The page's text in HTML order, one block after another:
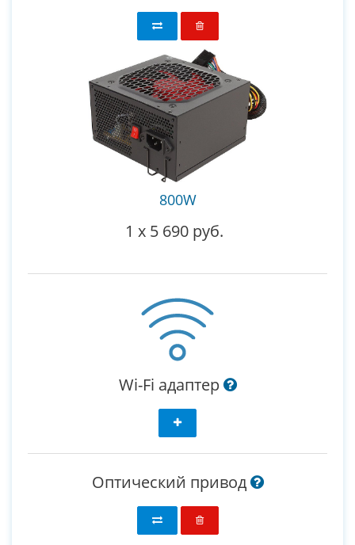
800W
1 x 5 690 руб.
Wi-Fi адаптер
Оптический привод